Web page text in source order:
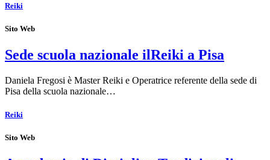
Reiki
Sito Web
Sede scuola nazionale ilReiki a Pisa
Daniela Fregosi è Master Reiki e Operatrice referente della sede di
Pisa della scuola nazionale…
Reiki
Sito Web